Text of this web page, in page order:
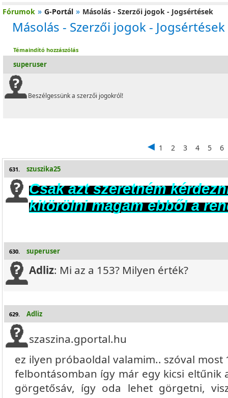
Fórumok » G-Portál » Másolás - Szerzői jogok - Jogsértések
Másolás - Szerzői jogok - Jogsértések
Témaindító hozzászólás
superuser
Beszélgessünk a szerzői jogokról!
1 2 3 4 5 6
631. szuszika25
Csak azt szeretném
kitörölni magam ebből a
630. superuser
Adliz: Mi az a 153? Milyen érték?
629. Adliz
szaszina.gportal.hu
ez ilyen próbaoldal valamim.. szóval
felbontásomban így már egy kicsi eltűnik
görgetősáv, így oda lehet görgetni,